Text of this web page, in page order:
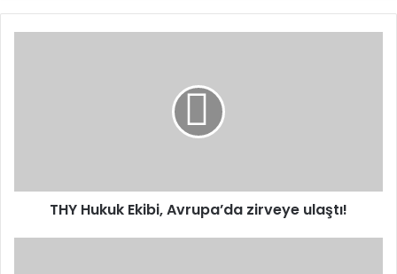
THY Hukuk Ekibi, Avrupa’da zirveye ulaştı!